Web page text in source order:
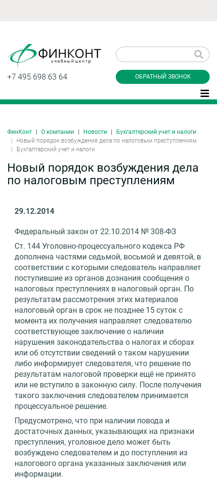
+7 495 698 63 64 ОБРАТНЫЙ ЗВОНОК
ФинКонт О компании Новости
Бухгалтерский учет и налоги
Новый порядок возбуждения дела по налоговым преступлениям
Бухгалтерский учет и налоги
Новый порядок возбуждения дела
по налоговым преступлениям
29.12.2014
Федеральный закон от 22.10.2014 № 308-ФЗ
Ст. 144 Уголовно-процессуального кодекса РФ
дополнена частями седьмой, восьмой и девятой, в
соответствии с которыми следователь направляет
поступившие из органов дознания сообщения о
налоговых преступлениях в налоговый орган. По
результатам рассмотрения этих материалов
налоговый орган в срок не позднее 15 суток с
момента их получения направляет следователю
соответствующее заключение о наличии
нарушения законодательства о налогах и сборах
или об отсутствии сведений о таком нарушении
либо информирует следователя, что решение по
результатам налоговой проверки ещё не принято
или не вступило в законную силу. После получения
такого заключения следователем принимается
процессуальное решение.
Предусмотрено, что при наличии повода и
достаточных данных, указывающих на признаки
преступления, уголовное дело может быть
возбуждено следователем и до поступления из
налогового органа указанных заключения или
информации.
звонок
Даю согласие на обработку персональных
данные и соглашаюсь сполитикой